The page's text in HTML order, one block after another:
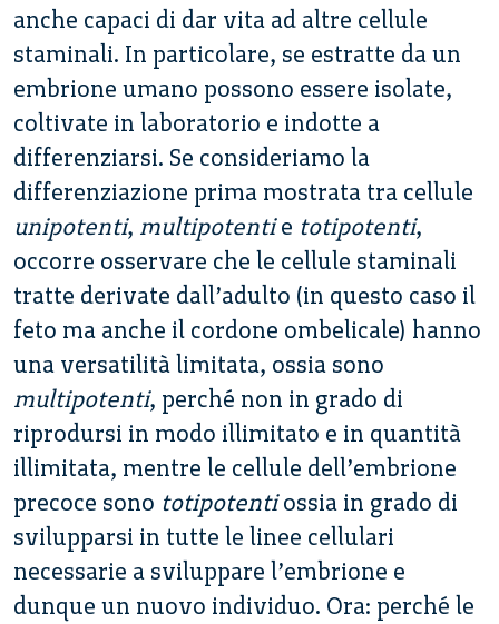
anche capaci di dar vita ad altre cellule
staminali. In particolare, se estratte da un
embrione umano possono essere isolate,
coltivate in laboratorio e indotte a
differenziarsi. Se consideriamo la
differenziazione prima mostrata tra cellule
unipotenti, multipotentie totipotenti,
occorre osservare che le cellule staminali
tratte derivate dall’adulto (in questo caso il
feto ma anche il cordone ombelicale) hanno
una versatilità limitata, ossia sono
multipotenti, perché non in grado di
riprodursi in modo illimitato e in quantità
illimitata, mentre le cellule dell’embrione
precoce sono totipotentiossia in grado di
svilupparsi in tutte le linee cellulari
necessarie a sviluppare l’embrione e
dunque un nuovo individuo. Ora: perché le